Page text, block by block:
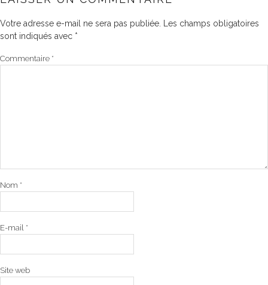
Votre adresse e-mail ne sera pas publiée.
Les champs obligatoires
sont indiqués avec *
Commentaire *
Nom *
E-mail *
Site web